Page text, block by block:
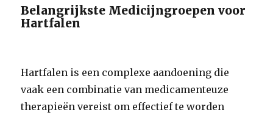
Belangrijkste Medicijngroepen voor
Hartfalen
Hartfalen is een complexe aandoening die
vaak een combinatie van medicamenteuze
therapieën vereist om effectief te worden